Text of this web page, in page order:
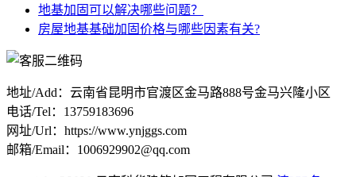
地基加固可以解决哪些问题？
房屋地基基础加固价格与哪些因素有关?
地址/Add：云南省昆明市官渡区金马路888号金马兴隆小区
电话/Tel：13759183696
网址/Url：https://www.ynjggs.com
邮箱/Email：1006929902@qq.com